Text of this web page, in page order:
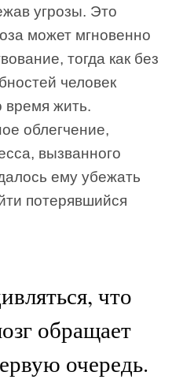
угрозы. Это
может мгновенно
тогда как без
человек
время жить.
облегчение,
вызванного
ему убежать
потерявшийся
что
обращает
очередь.